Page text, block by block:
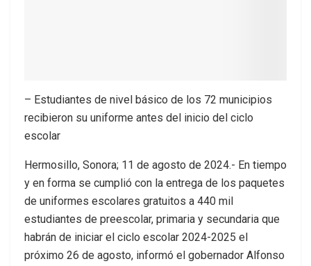
– Estudiantes de nivel básico de los 72 municipios
recibieron su uniforme antes del inicio del ciclo
escolar
Hermosillo, Sonora; 11 de agosto de 2024.- En tiempo
y en forma se cumplió con la entrega de los paquetes
de uniformes escolares gratuitos a 440 mil
estudiantes de preescolar, primaria y secundaria que
habrán de iniciar el ciclo escolar 2024-2025 el
próximo 26 de agosto, informó el gobernador Alfonso